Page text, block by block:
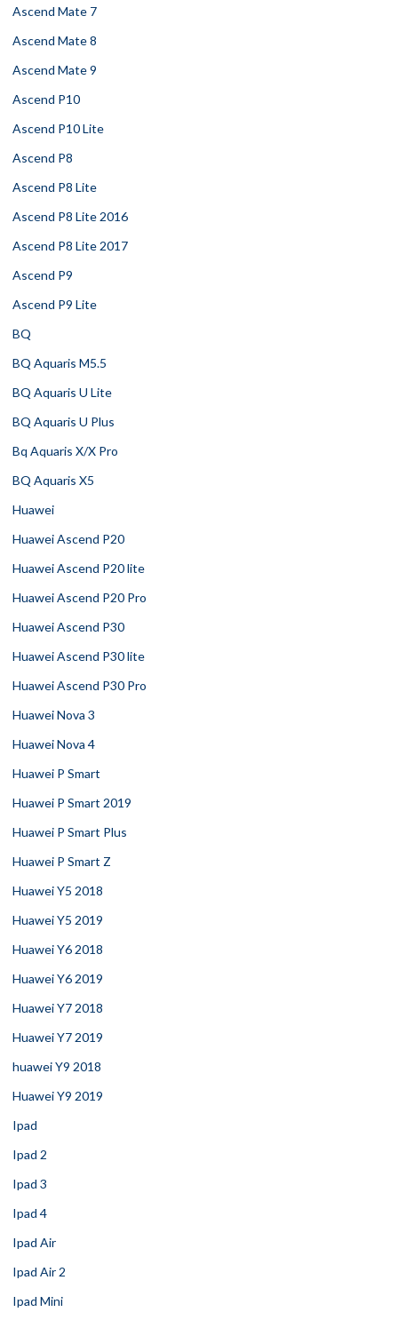
Ascend Mate 7
Ascend Mate 8
Ascend Mate 9
Ascend P10
Ascend P10 Lite
Ascend P8
Ascend P8 Lite
Ascend P8 Lite 2016
Ascend P8 Lite 2017
Ascend P9
Ascend P9 Lite
BQ
BQ Aquaris M5.5
BQ Aquaris U Lite
BQ Aquaris U Plus
Bq Aquaris X/X Pro
BQ Aquaris X5
Huawei
Huawei Ascend P20
Huawei Ascend P20 lite
Huawei Ascend P20 Pro
Huawei Ascend P30
Huawei Ascend P30 lite
Huawei Ascend P30 Pro
Huawei Nova 3
Huawei Nova 4
Huawei P Smart
Huawei P Smart 2019
Huawei P Smart Plus
Huawei P Smart Z
Huawei Y5 2018
Huawei Y5 2019
Huawei Y6 2018
Huawei Y6 2019
Huawei Y7 2018
Huawei Y7 2019
huawei Y9 2018
Huawei Y9 2019
Ipad
Ipad 2
Ipad 3
Ipad 4
Ipad Air
Ipad Air 2
Ipad Mini